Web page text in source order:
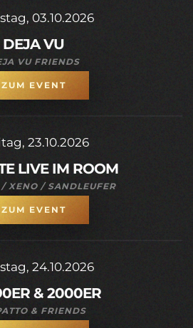
03.10.2026
DEJA VU
VU FRIENDS
ZUM EVENT
23.10.2026
LIVE IM ROOM
/ XENO / SANDLEUFER
ZUM EVENT
24.10.2026
& 2000ER
& FRIENDS